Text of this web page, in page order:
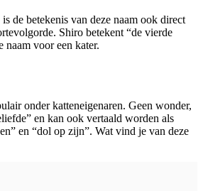
de betekenis van deze naam ook direct
Shiro betekent “de vierde
naam voor een kater.
onder katteneigenaren. Geen wonder,
en kan ook vertaald worden als
en “dol op zijn”. Wat vind je van deze